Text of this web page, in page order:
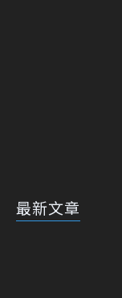
最新文章